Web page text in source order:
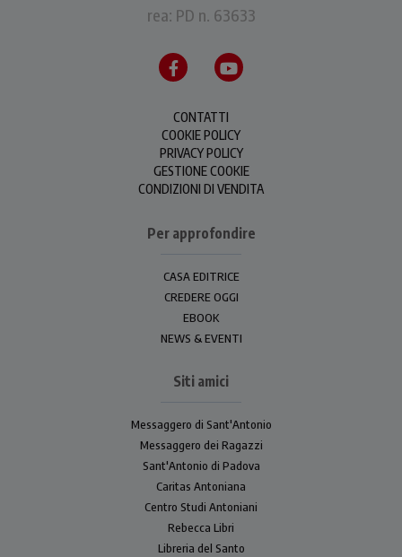
rea: PD n. 63633
CONTATTI
COOKIE POLICY
PRIVACY POLICY
GESTIONE COOKIE
CONDIZIONI DI VENDITA
Per approfondire
CASA EDITRICE
CREDERE OGGI
EBOOK
NEWS & EVENTI
Siti amici
Messaggero di Sant'Antonio
Messaggero dei Ragazzi
Sant'Antonio di Padova
Caritas Antoniana
Centro Studi Antoniani
Rebecca Libri
Libreria del Santo